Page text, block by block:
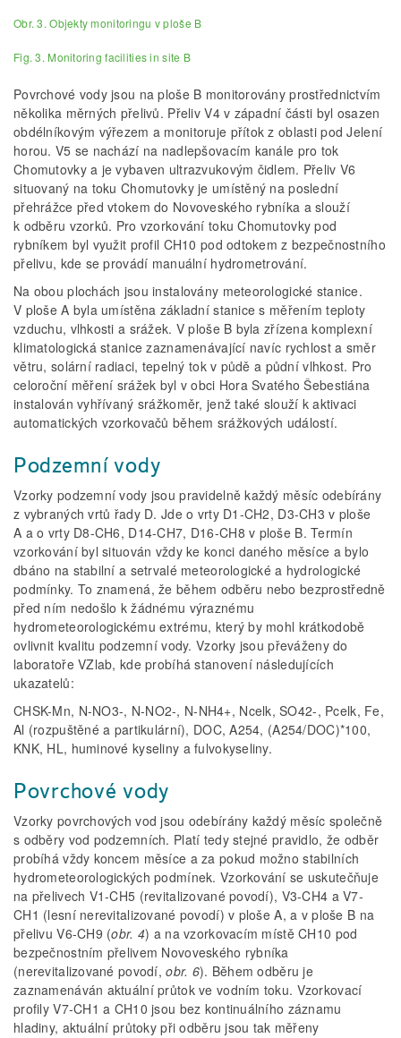
Obr. 3. Objekty monitoringu v ploše B
Fig. 3. Monitoring facilities in site B
Povrchové vody jsou na ploše B monitorovány prostřednictvím
několika měrných přelivů. Přeliv V4 v západní části byl osazen
obdélníkovým výřezem a monitoruje přítok z oblasti pod Jelení
horou. V5 se nachází na nadlepšovacím kanále pro tok
Chomutovky a je vybaven ultrazvukovým čidlem. Přeliv V6
situovaný na toku Chomutovky je umístěný na poslední
přehrážce před vtokem do Novoveského rybníka a slouží
k odběru vzorků. Pro vzorkování toku Chomutovky pod
rybníkem byl využit profil CH10 pod odtokem z bezpečnostního
přelivu, kde se provádí manuální hydrometrování.
Na obou plochách jsou instalovány meteorologické stanice.
V ploše A byla umístěna základní stanice s měřením teploty
vzduchu, vlhkosti a srážek. V ploše B byla zřízena komplexní
klimatologická stanice zaznamenávající navíc rychlost a směr
větru, solární radiaci, tepelný tok v půdě a půdní vlhkost. Pro
celoroční měření srážek byl v obci Hora Svatého Šebestiána
instalován vyhřívaný srážkoměr, jenž také slouží k aktivaci
automatických vzorkovačů během srážkových událostí.
Podzemní vody
Vzorky podzemní vody jsou pravidelně každý měsíc odebírány
z vybraných vrtů řady D. Jde o vrty D1-CH2, D3-CH3 v ploše
A a o vrty D8-CH6, D14-CH7, D16-CH8 v ploše B. Termín
vzorkování byl situován vždy ke konci daného měsíce a bylo
dbáno na stabilní a setrvalé meteorologické a hydrologické
podmínky. To znamená, že během odběru nebo bezprostředně
před ním nedošlo k žádnému výraznému
hydrometeorologickému extrému, který by mohl krátkodobě
ovlivnit kvalitu podzemní vody. Vzorky jsou převáženy do
laboratoře VZlab, kde probíhá stanovení následujících
ukazatelů:
CHSK-Mn, N-NO3-, N-NO2-, N-NH4+, Ncelk, SO42-, Pcelk, Fe,
Al (rozpuštěné a partikulární), DOC, A254, (A254/DOC)*100,
KNK, HL, huminové kyseliny a fulvokyseliny.
Povrchové vody
Vzorky povrchových vod jsou odebírány každý měsíc společně
s odběry vod podzemních. Platí tedy stejné pravidlo, že odběr
probíhá vždy koncem měsíce a za pokud možno stabilních
hydrometeorologických podmínek. Vzorkování se uskutečňuje
na přelivech V1-CH5 (revitalizované povodí), V3-CH4 a V7-
CH1 (lesní nerevitalizované povodí) v ploše A, a v ploše B na
přelivu V6-CH9 (obr. 4) a na vzorkovacím místě CH10 pod
bezpečnostním přelivem Novoveského rybníka
(nerevitalizované povodí,obr. 6). Během odběru je
zaznamenáván aktuální průtok ve vodním toku. Vzorkovací
profily V7-CH1 a CH10 jsou bez kontinuálního záznamu
hladiny, aktuální průtoky při odběru jsou tak měřeny